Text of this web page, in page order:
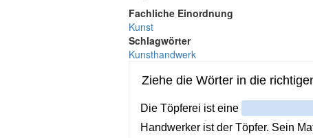
Fachliche Einordnung
Kunst
Schlagwörter
Kunsthandwerk